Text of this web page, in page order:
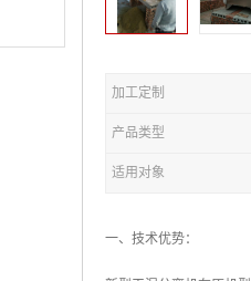
加工定制
产品类型
适用对象
一、技术优势：